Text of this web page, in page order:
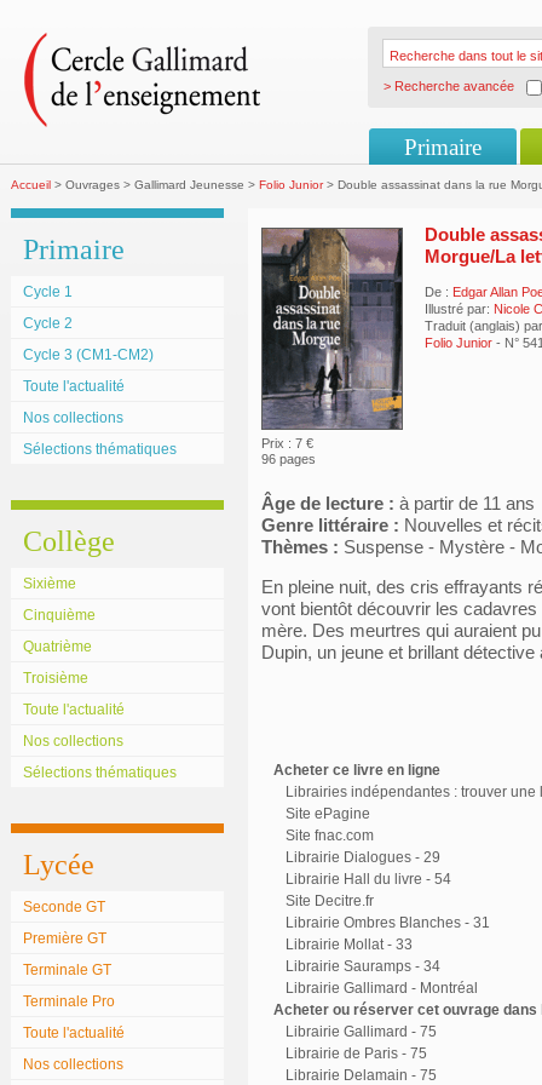
> Recherche avancée
Primaire
Accueil > Ouvrages > Gallimard Jeunesse > Folio Junior> Double assassinat dans la rue
Primaire
Cycle 1
Cycle 2
Cycle 3 (CM1-CM2)
Toute l'actualité
Nos collections
Sélections thématiques
Collège
Sixième
Cinquième
Quatrième
Troisième
Toute l'actualité
Nos collections
Sélections thématiques
Lycée
Seconde GT
Première GT
Terminale GT
Terminale Pro
Toute l'actualité
Nos collections
Prix : 7 €
96 pages
Double
Morgue/La
De : Edgar Allan
Illustré par: Nicole
Traduit (anglais)
Folio Junior - N°
Âge de lecture : à partir de 11 ans
Genre littéraire : Nouvelles et
Thèmes : Suspense - Mystère -
En pleine nuit, des cris effrayants
vont bientôt découvrir les
mère. Des meurtres qui auraient
Dupin, un jeune et brillant détective
Acheter ce livre en ligne
Librairies indépendantes : trouver une
Site ePagine
Site fnac.com
Librairie Dialogues - 29
Librairie Hall du livre - 54
Site Decitre.fr
Librairie Ombres Blanches - 31
Librairie Mollat - 33
Librairie Sauramps - 34
Librairie Gallimard - Montréal
Acheter ou réserver cet ouvrage
Librairie Gallimard - 75
Librairie de Paris - 75
Librairie Delamain - 75